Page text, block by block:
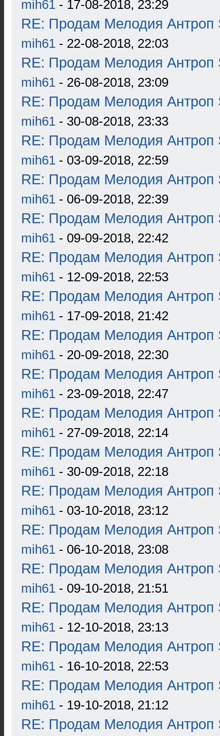
mih61 - 17-08-2018, 23:29
RE: Продам Мелодия Антроп
mih61 - 22-08-2018, 22:03
RE: Продам Мелодия Антроп
mih61 - 26-08-2018, 23:09
RE: Продам Мелодия Антроп
mih61 - 30-08-2018, 23:33
RE: Продам Мелодия Антроп
mih61 - 03-09-2018, 22:59
RE: Продам Мелодия Антроп
mih61 - 06-09-2018, 22:39
RE: Продам Мелодия Антроп
mih61 - 09-09-2018, 22:42
RE: Продам Мелодия Антроп
mih61 - 12-09-2018, 22:53
RE: Продам Мелодия Антроп
mih61 - 17-09-2018, 21:42
RE: Продам Мелодия Антроп
mih61 - 20-09-2018, 22:30
RE: Продам Мелодия Антроп
mih61 - 23-09-2018, 22:47
RE: Продам Мелодия Антроп
mih61 - 27-09-2018, 22:14
RE: Продам Мелодия Антроп
mih61 - 30-09-2018, 22:18
RE: Продам Мелодия Антроп
mih61 - 03-10-2018, 23:12
RE: Продам Мелодия Антроп
mih61 - 06-10-2018, 23:08
RE: Продам Мелодия Антроп
mih61 - 09-10-2018, 21:51
RE: Продам Мелодия Антроп
mih61 - 12-10-2018, 23:13
RE: Продам Мелодия Антроп
mih61 - 16-10-2018, 22:53
RE: Продам Мелодия Антроп
mih61 - 19-10-2018, 21:12
RE: Продам Мелодия Антроп